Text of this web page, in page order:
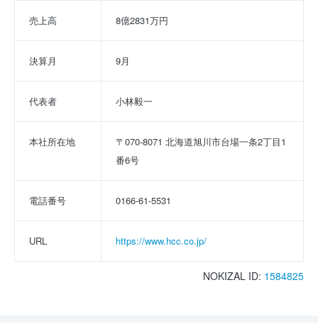
売上高 8億2831万円
決算月 9月
代表者 小林毅一
本社所在地
〒070-8071 北海道旭川市台場一条2丁目1
番6号
電話番号 0166-61-5531
URL https://www.hcc.co.jp/
NOKIZAL ID: 1584825